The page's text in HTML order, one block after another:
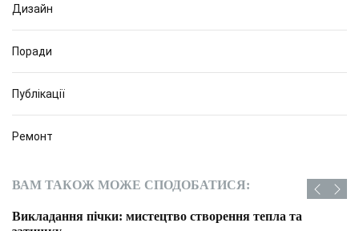
Дизайн
Поради
Публікації
Ремонт
ВАМ ТАКОЖ МОЖЕ СПОДОБАТИСЯ:
Викладання пічки: мистецтво створення тепла та